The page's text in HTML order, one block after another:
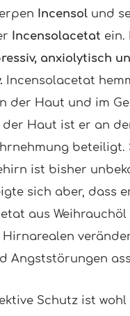
Incensol und
Incensolacetat ein.
anxiolytisch
Incensolacetat
der Haut und im
der Haut ist er an
beteiligt.
ist bisher
sich aber, dass
aus
Angststörungen
Schutz ist wohl